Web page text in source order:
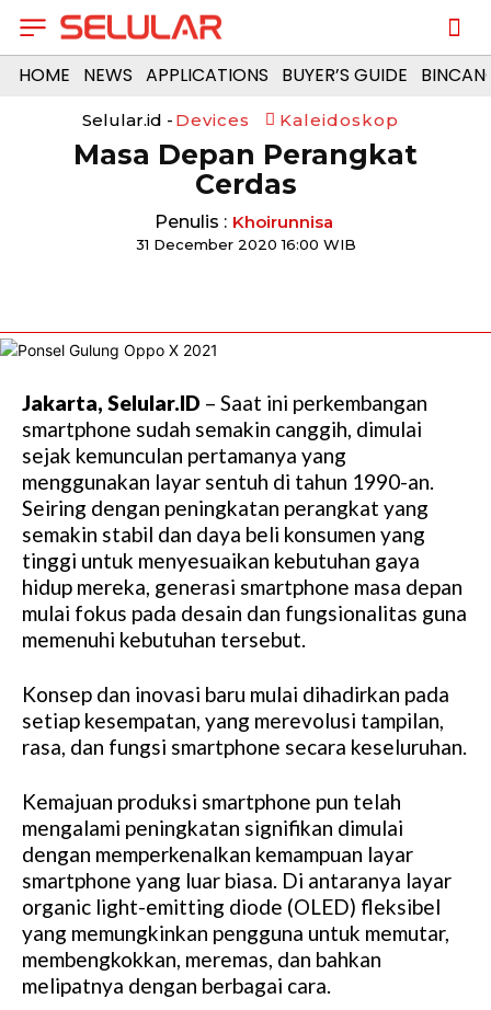
HOME NEWS APPLICATIONS BUYER’S GUIDE
Selular.id - Devices Kaleidoskop
Masa Depan Perangkat
Cerdas
Penulis : Khoirunnisa
31 December 2020 16:00 WIB
Jakarta, Selular.ID – Saat ini perkembangan
smartphone sudah semakin canggih, dimulai
sejak kemunculan pertamanya yang
menggunakan layar sentuh di tahun 1990-an.
Seiring dengan peningkatan perangkat yang
semakin stabil dan daya beli konsumen yang
tinggi untuk menyesuaikan kebutuhan gaya
hidup mereka, generasi smartphone masa depan
mulai fokus pada desain dan fungsionalitas guna
memenuhi kebutuhan tersebut.
Konsep dan inovasi baru mulai dihadirkan pada
setiap kesempatan, yang merevolusi tampilan,
rasa, dan fungsi smartphone secara keseluruhan.
Kemajuan produksi smartphone pun telah
mengalami peningkatan signifikan dimulai
dengan memperkenalkan kemampuan layar
smartphone yang luar biasa. Di antaranya layar
organic light-emitting diode (OLED) fleksibel
yang memungkinkan pengguna untuk memutar,
membengkokkan, meremas, dan bahkan
melipatnya dengan berbagai cara.